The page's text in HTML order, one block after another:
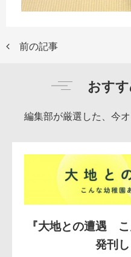
前の記事
おす
編集部が厳選した、今
『大地との遭遇 こ
発刊